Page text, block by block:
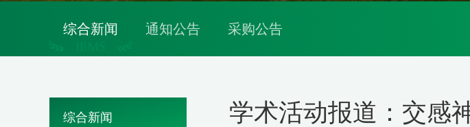
综合新闻 通知公告 采购公告
综合新闻
学术活动报道：交感